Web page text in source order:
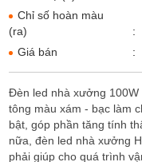
Chỉ số hoàn màu
(ra)
:
Giá bán
:
Đèn led nhà xưởng 100W
tông màu xám - bạc làm
bật, góp phần tăng tính
nữa, đèn led nhà xưởng
phải giúp cho quá trình